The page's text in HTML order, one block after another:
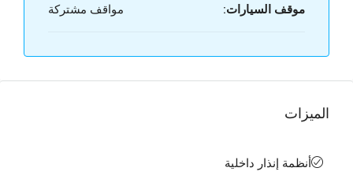
موقف السيارات: مواقف مشتركة
الميزات
أنظمة إنذار داخلية